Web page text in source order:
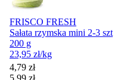
FRISCO FRESH
Sałata rzymska mini 2-3 szt
200 g
23,95 zł/kg
Cena promocyjna
4,79 zł
5,99 zł